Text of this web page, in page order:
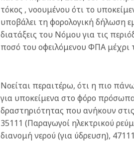
τόκος , νοουμένου ότι το
υποβάλει τη φορολογική δήλωση
διατάξεις του Νόμου για τις
ποσό του οφειλόμενου ΦΠΑ μέχρι
Νοείται περαιτέρω, ότι η πιο
για υποκείμενα στο φόρο
δραστηριότητας που ανήκουν
35111 (Παραγωγοί ηλεκτρικού
διανομή νερού (για ύδρευση),